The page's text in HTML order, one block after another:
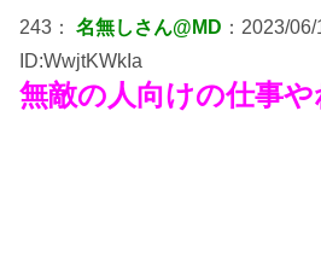
243： 名無しさん@MD ：2023/
ID:WwjtKWkIa
無敵の人向けの仕事や